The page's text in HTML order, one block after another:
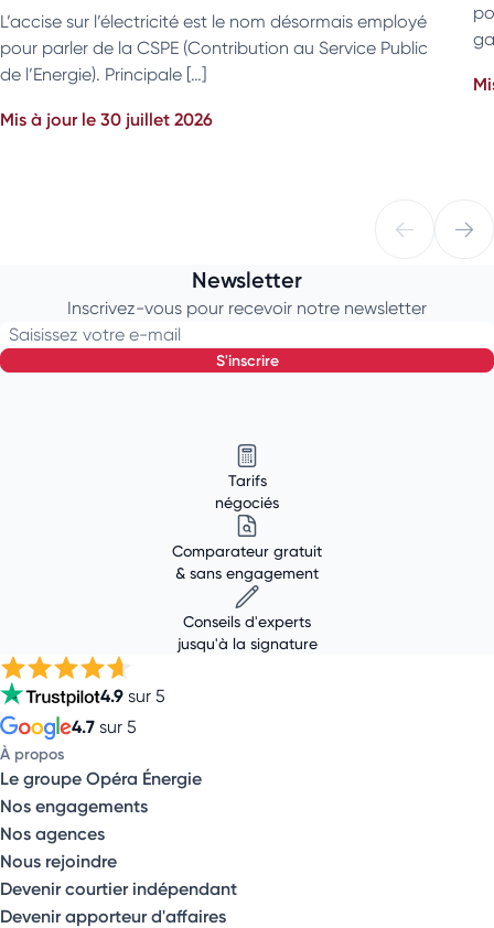
L’accise sur l’électricité est le nom désormais employé
pour parler de la CSPE (Contribution au Service Public
de l’Energie). Principale […]
Mis à jour le 30 juillet 2026
Newsletter
Inscrivez-vous pour recevoir notre newsletter
Saisissez votre e-mail
s'inscrire
Tarifs
négociés
Comparateur gratuit
& sans engagement
Conseils d'experts
jusqu'à la signature
4.9 sur 5
4.7 sur 5
À propos
Le groupe Opéra Énergie
Nos engagements
Nos agences
Nous rejoindre
Devenir courtier indépendant
Devenir apporteur d'affaires